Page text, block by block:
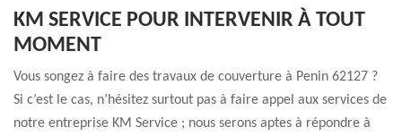
KM SERVICE POUR INTERVENIR À TOUT
MOMENT
Vous songez à faire des travaux de couverture à Penin 62127 ?
Si c’est le cas, n’hésitez surtout pas à faire appel aux services de
notre entreprise KM Service ; nous serons aptes à répondre à